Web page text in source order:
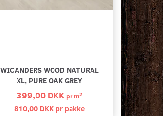
WICANDERS WOOD NATURAL
XL, PURE OAK GREY
399,00 DKK prm2
810,00 DKK pr pakke